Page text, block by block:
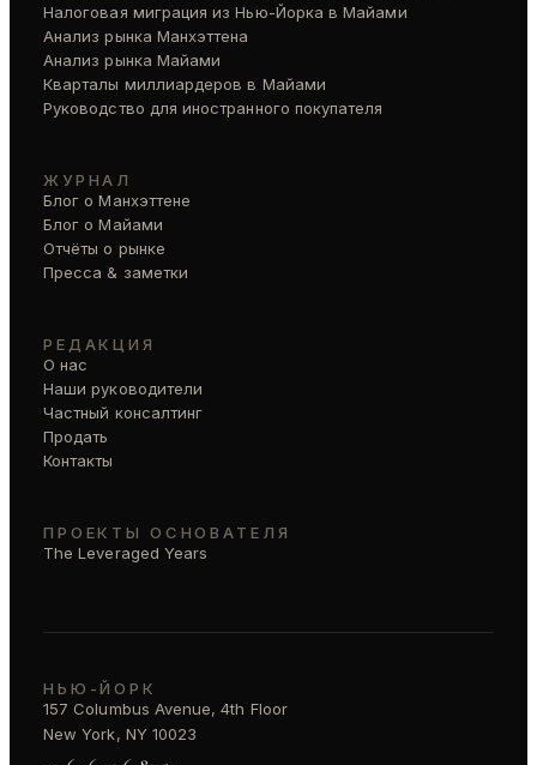
Налоговая миграция из Нью-Йорка в Майами
Анализ рынка Манхэттена
Анализ рынка Майами
Кварталы миллиардеров в Майами
Руководство для иностранного покупателя
ЖУРНАЛ
Блог о Манхэттене
Блог о Майами
Отчёты о рынке
Пресса & заметки
РЕДАКЦИЯ
О нас
Наши руководители
Частный консалтинг
Продать
Контакты
ПРОЕКТЫ ОСНОВАТЕЛЯ
The Leveraged Years
НЬЮ-ЙОРК
157 Columbus Avenue, 4th Floor
New York, NY 10023